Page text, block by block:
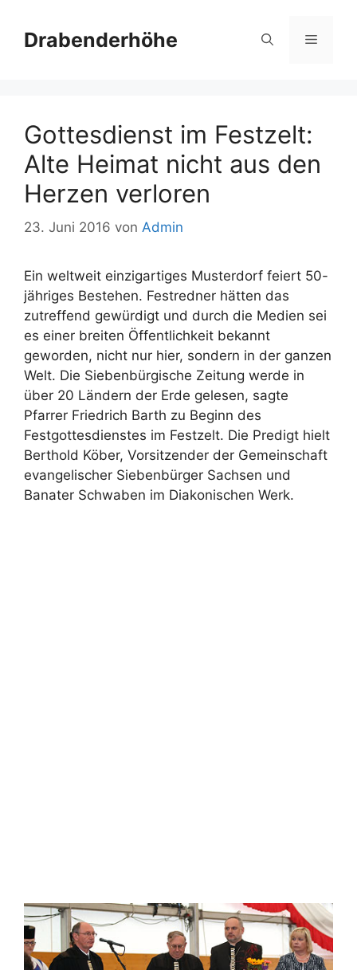
Inhalt
springen
Drabenderhöhe Menü
Gottesdienst im Festzelt:
Alte Heimat nicht aus den
Herzen verloren
23. Juni 2016 von Admin
Ein weltweit einzigartiges Musterdorf feiert 50-
jähriges Bestehen. Festredner hätten das
zutreffend gewürdigt und durch die Medien sei
es einer breiten Öffentlichkeit bekannt
geworden, nicht nur hier, sondern in der ganzen
Welt. Die Siebenbürgische Zeitung werde in
über 20 Ländern der Erde gelesen, sagte
Pfarrer Friedrich Barth zu Beginn des
Festgottesdienstes im Festzelt. Die Predigt hielt
Berthold Köber, Vorsitzender der Gemeinschaft
evangelischer Siebenbürger Sachsen und
Banater Schwaben im Diakonischen Werk.